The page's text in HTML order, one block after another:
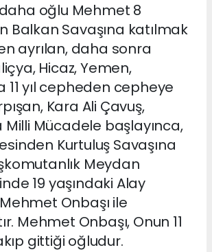
daha oğlu Mehmet 8
Balkan Savaşına katılmak
ayrılan, daha sonra
Hicaz, Yemen,
11 yıl cepheden cepheye
Kara Ali Çavuş,
Milli Mücadele başlayınca,
Kurtuluş Savaşına
Meydan
19 yaşındaki Alay
Onbaşı ile
Mehmet Onbaşı, Onun 11
gittiği oğludur.